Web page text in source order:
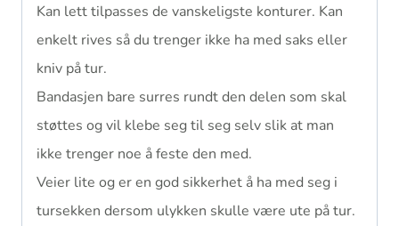
Kan lett tilpasses de vanskeligste konturer. Kan
enkelt rives så du trenger ikke ha med saks eller
kniv på tur.
Bandasjen bare surres rundt den delen som skal
støttes og vil klebe seg til seg selv slik at man
ikke trenger noe å feste den med.
Veier lite og er en god sikkerhet å ha med seg i
tursekken dersom ulykken skulle være ute på tur.